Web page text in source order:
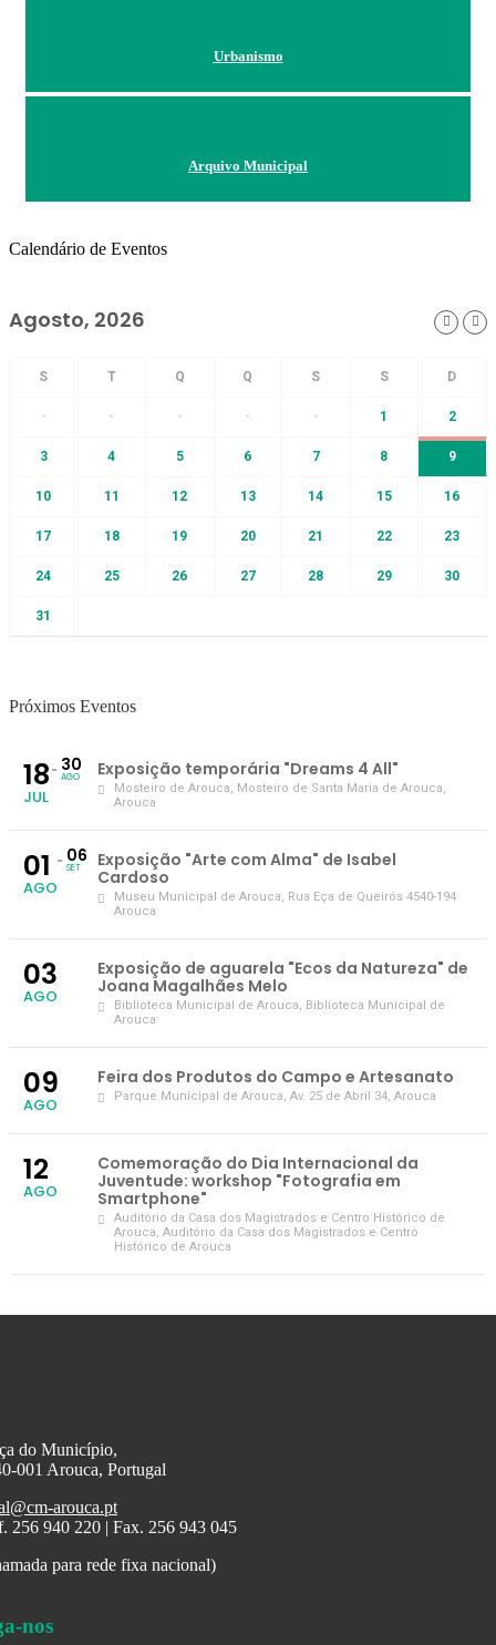
Urbanismo
Arquivo Municipal
Calendário de Eventos
Agosto, 2026
- - - - - 1 2
3 4 5 6 7 8 9
10 11 12 13 14 15 16
17 18 19 20 21 22 23
24 25 26 27 28 29 30
31
Próximos Eventos
18
JUL
30
AGO Exposição temporária "Dreams 4 All"
Mosteiro de Arouca, Mosteiro de Santa Maria de Arouca,
Arouca
01
AGO
06
SET
Exposição "Arte com Alma" de Isabel
Cardoso
Museu Municipal de Arouca, Rua Eça de Queirós 4540-194
Arouca
03
AGO
Exposição de aguarela "Ecos da Natureza" de
Joana Magalhães Melo
Biblioteca Municipal de Arouca, Biblioteca Municipal de
Arouca
09
AGO
Feira dos Produtos do Campo e Artesanato
Parque Municipal de Arouca, Av. 25 de Abril 34, Arouca
12
AGO
Comemoração do Dia Internacional da
Juventude: workshop "Fotografia em
Smartphone"
Auditório da Casa dos Magistrados e Centro Histórico de
Arouca, Auditório da Casa dos Magistrados e Centro
Histórico de Arouca
do Município,
001 Arouca, Portugal
arouca.pt
256 940 220 | Fax. 256 943 045
para rede fixa nacional)
nos